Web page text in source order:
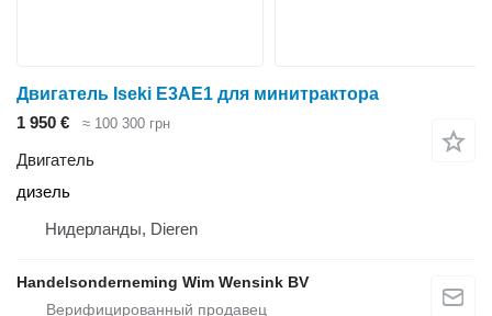
Двигатель Iseki E3AE1 для минитрактора
1 950 €
≈ 100 300 грн
Двигатель
дизель
Нидерланды, Dieren
Handelsonderneming Wim Wensink BV